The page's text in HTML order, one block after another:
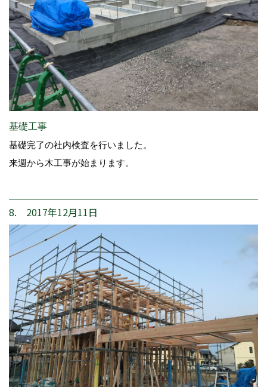
基礎工事
基礎完了の社内検査を行いました。
来週から木工事が始まります。
8. 2017年12月11日